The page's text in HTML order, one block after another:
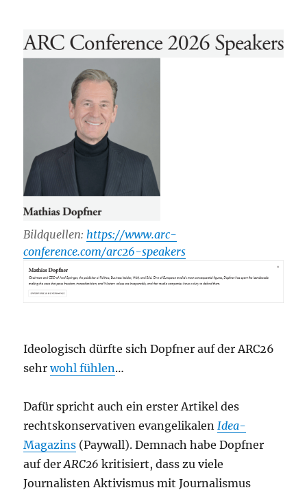
Bildquellen:https://www.arc-
conference.com/arc26-speakers
Ideologisch dürfte sich Dopfner auf der ARC26
sehrwohl fühlen…
Dafür spricht auch ein erster Artikel des
rechtskonservativen evangelikalen Idea-
Magazins (Paywall). Demnach habe Dopfner
auf derARC26 kritisiert, dass zu viele
Journalisten Aktivismus mit Journalismus